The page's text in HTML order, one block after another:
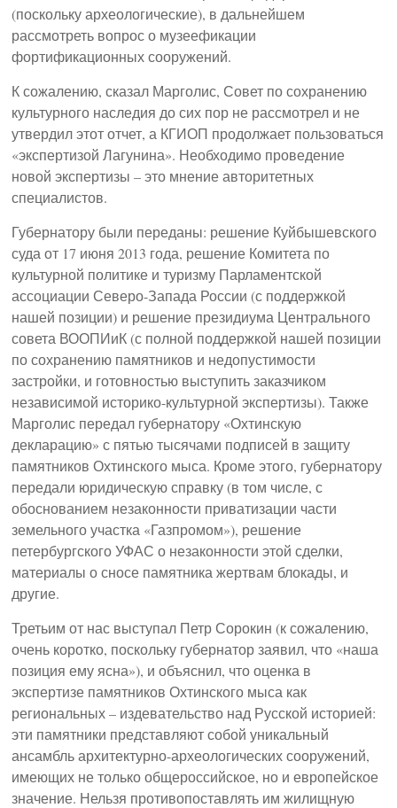
(поскольку археологические), в дальнейшем
рассмотреть вопрос о музеефикации
фортификационных сооружений.
К сожалению, сказал Марголис, Совет по сохранению
культурного наследия до сих пор не рассмотрел и не
утвердил этот отчет, а КГИОП продолжает пользоваться
«экспертизой Лагунина». Необходимо проведение
новой экспертизы – это мнение авторитетных
специалистов.
Губернатору были переданы: решение Куйбышевского
суда от 17 июня 2013 года, решение Комитета по
культурной политике и туризму Парламентской
ассоциации Северо-Запада России (с поддержкой
нашей позиции) и решение президиума Центрального
совета ВООПИиК (с полной поддержкой нашей позиции
по сохранению памятников и недопустимости
застройки, и готовностью выступить заказчиком
независимой историко-культурной экспертизы). Также
Марголис передал губернатору «Охтинскую
декларацию» с пятью тысячами подписей в защиту
памятников Охтинского мыса. Кроме этого, губернатору
передали юридическую справку (в том числе, с
обоснованием незаконности приватизации части
земельного участка «Газпромом»), решение
петербургского УФАС о незаконности этой сделки,
материалы о сносе памятника жертвам блокады, и
другие.
Третьим от нас выступал Петр Сорокин (к сожалению,
очень коротко, поскольку губернатор заявил, что «наша
позиция ему ясна»), и объяснил, что оценка в
экспертизе памятников Охтинского мыса как
региональных – издевательство над Русской историей:
эти памятники представляют собой уникальный
ансамбль архитектурно-археологических сооружений,
имеющих не только общероссийское, но и европейское
значение. Нельзя противопоставлять им жилищную